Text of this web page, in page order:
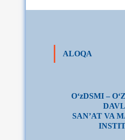
ALOQA
О‘zDSMI –
SAN’AT VA